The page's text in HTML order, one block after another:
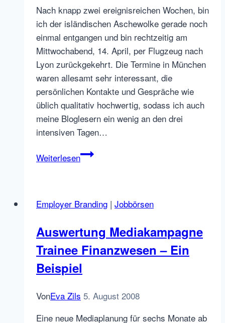
Nach knapp zwei ereignisreichen Wochen, bin
ich der isländischen Aschewolke gerade noch
einmal entgangen und bin rechtzeitig am
Mittwochabend, 14. April, per Flugzeug nach
Lyon zurückgekehrt. Die Termine in München
waren allesamt sehr interessant, die
persönlichen Kontakte und Gespräche wie
üblich qualitativ hochwertig, sodass ich auch
meine Bloglesern ein wenig an den drei
intensiven Tagen…
WeiterlesenSocial
und
Blogger
Treffen
in
München
Employer Branding | Jobbörsen
Auswertung Mediakampagne
Trainee Finanzwesen – Ein
Beispiel
VonEva Zils 5. August 2008
Eine neue Mediaplanung für sechs Monate ab